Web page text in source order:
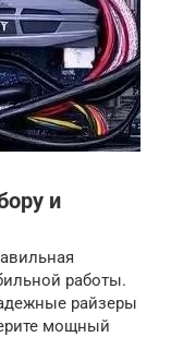
и
работы.
райзеры
мощный